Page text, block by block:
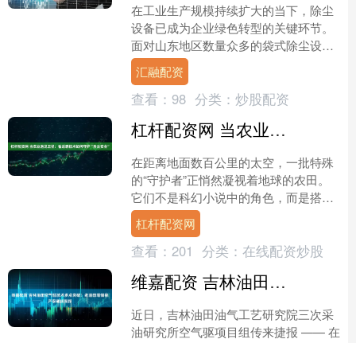
在工业生产规模持续扩大的当下，除尘
设备已成为企业绿色转型的关键环节。
面对山东地区数量众多的袋式除尘设备
制造商，如何精准筛选出技术可靠、服
务完善的合作伙伴？这不仅....
汇融配资
查看： 98 分类： 炒股配资
杠杆配资网 当农业遇见卫星：看遥感技术如何守护“舌尖安全”
在距离地面数百公里的太空，一批特殊
的“守护者”正悄然凝视着地球的农田。
它们不是科幻小说中的角色，而是搭载
了先进传感器的遥感卫星。当古老的农
业与尖端的航天技术相遇....
杠杆配资网
查看： 201 分类： 在线配资炒股
维嘉配资 吉林油田空气驱技术多点突破！老油田增储稳产获硬核支撑
近日，吉林油田油气工艺研究院三次采
油研究所空气驱项目组传来捷报 —— 在